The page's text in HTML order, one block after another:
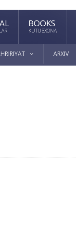
BOOKS
KUTUBXONA
ARXIV